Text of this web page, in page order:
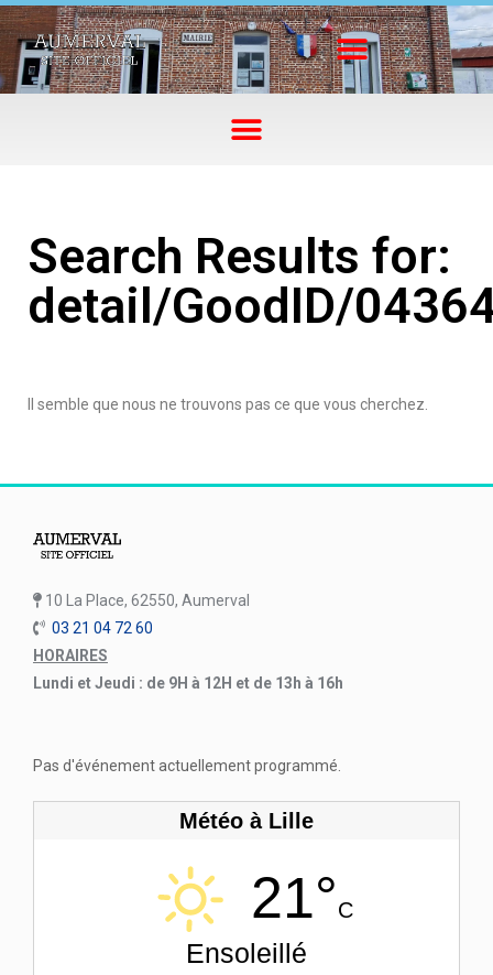
Search Results for:
detail/GoodID/
Il semble que nous ne trouvons pas ce que vous cherchez.
10 La Place, 62550, Aumerval
03 21 04 72 60
HORAIRES
Lundi et Jeudi : de 9H à 12H et de 13h à 16h
Pas d'événement actuellement programmé.
Météo à Lille
21°C
Ensoleillé